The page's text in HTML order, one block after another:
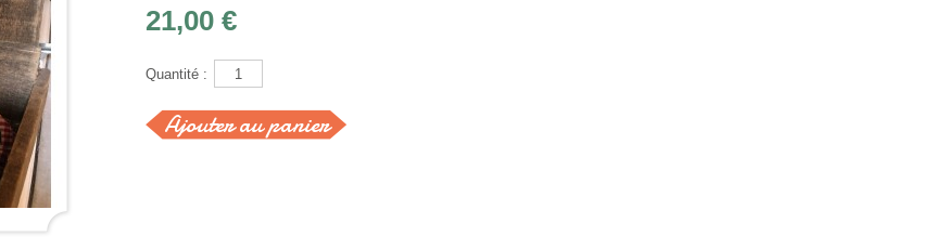
21,00 €
Quantité :